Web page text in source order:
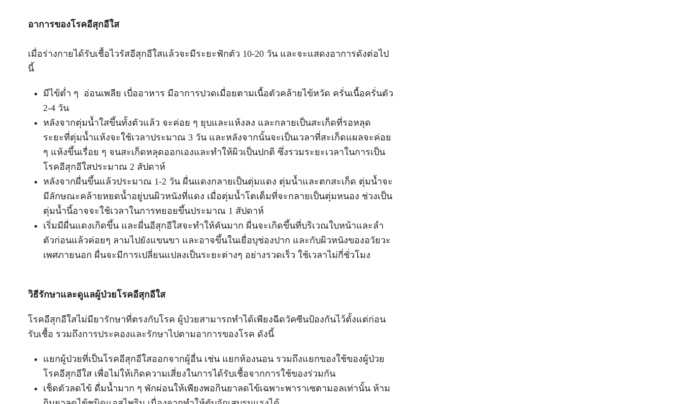
อาการของโรคอีสุกอีใส
เมื่อร่างกายได้รับเชื้อไวรัสอีสุกอีใสแล้วจะมีระยะฟักตัว 10-20 วัน และจะแสดงอาการดังต่อไป
นี้
มีไข้ต่ำ ๆ อ่อนเพลีย เบื่ออาหาร มีอาการปวดเมื่อยตามเนื้อตัวคล้ายไข้หวัด ครั่นเนื้อครั่นตัว
2-4 วัน
หลังจากตุ่มน้ำใสขึ้นทั้งตัวแล้ว จะค่อย ๆ ยุบและแห้งลง และกลายเป็นสะเก็ดที่รอหลุด
ระยะที่ตุ่มน้ำแห้งจะใช้เวลาประมาณ 3 วัน และหลังจากนั้นจะเป็นเวลาที่สะเก็ดแผลจะค่อย
ๆ แห้งขึ้นเรื่อย ๆ จนสะเก็ดหลุดออกเองและทำให้ผิวเป็นปกติ ซึ่งรวมระยะเวลาในการเป็น
โรคอีสุกอีใสประมาณ 2 สัปดาห์
หลังจากผื่นขึ้นแล้วประมาณ 1-2 วัน ผื่นแดงกลายเป็นตุ่มแดง ตุ่มน้ำและตกสะเก็ด ตุ่มน้ำจะ
มีลักษณะคล้ายหยดน้ำอยู่บนผิวหนังที่แดง เมื่อตุ่มน้ำโตเต็มที่จะกลายเป็นตุ่มหนอง ช่วงเป็น
ตุ่มน้ำนี้อาจจะใช้เวลาในการทยอยขึ้นประมาณ 1 สัปดาห์
เริ่มมีผื่นแดงเกิดขึ้น และผื่นอีสุกอีใสจะทำให้คันมาก ผื่นจะเกิดขึ้นที่บริเวณใบหน้าและลำ
ตัวก่อนแล้วค่อยๆ ลามไปยังแขนขา และอาจขึ้นในเยื่อบุช่องปาก และกับผิวหนังของอวัยวะ
เพศภายนอก ผื่นจะมีการเปลี่ยนแปลงเป็นระยะต่างๆ อย่างรวดเร็ว ใช้เวลาไม่กี่ชั่วโมง
วิธีรักษาและดูแลผู้ป่วยโรคอีสุกอีใส
โรคอีสุกอีใสไม่มียารักษาที่ตรงกับโรค ผู้ป่วยสามารถทำได้เพียงฉีดวัคซีนป้องกันไว้ตั้งแต่ก่อน
รับเชื้อ รวมถึงการประคองและรักษาไปตามอาการของโรค ดังนี้
แยกผู้ป่วยที่เป็นโรคอีสุกอีใสออกจากผู้อื่น เช่น แยกห้องนอน รวมถึงแยกของใช้ของผู้ป่วย
โรคอีสุกอีใส เพื่อไม่ให้เกิดความเสี่ยงในการได้รับเชื้อจากการใช้ของร่วมกัน
เช็ดตัวลดไข้ ดื่มน้ำมาก ๆ พักผ่อนให้เพียงพอกินยาลดไข้เฉพาะพาราเซตามอลเท่านั้น ห้าม